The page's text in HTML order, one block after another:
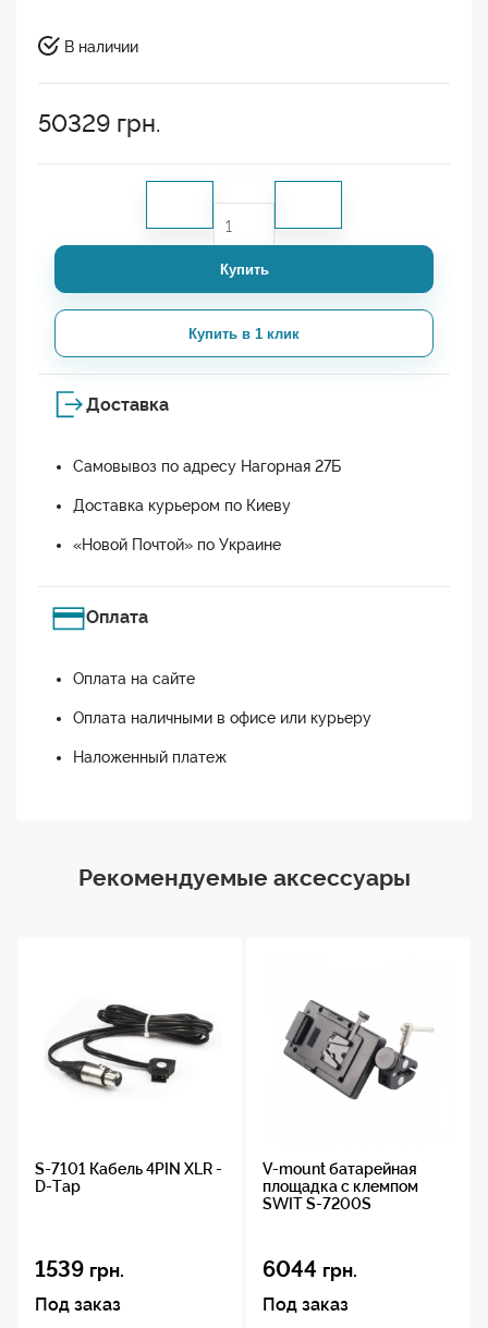
В наличии
50329 грн.
Купить
Купить в 1 клик
Доставка
Самовывоз по адресу Нагорная 27Б
Доставка курьером по Киеву
«Новой Почтой» по Украине
Оплата
Оплата на сайте
Оплата наличными в офисе или курьеру
Наложенный платеж
Рекомендуемые аксессуары
S-7101 Кабель 4PIN XLR -
D-Tap
1539 грн.
Под заказ
V-mount батарейная
площадка с клемпом
SWIT S-7200S
6044 грн.
Под заказ